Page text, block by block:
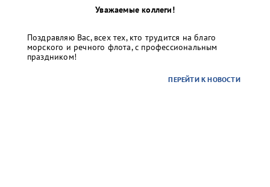
Уважаемые коллеги!
Поздравляю Вас, всех тех, кто трудится на благо
морского и речного флота, с профессиональным
праздником!
ПЕРЕЙТИ К НОВОСТИ